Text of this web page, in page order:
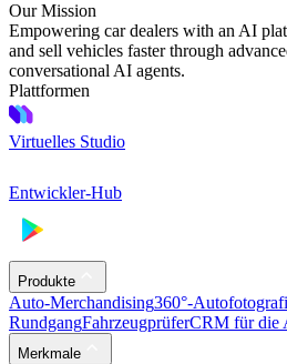
Our Mission
Empowering car dealers with an AI
and sell vehicles faster through
conversational AI agents.
Plattformen
Virtuelles Studio
Entwickler-Hub
Produkte
Auto-Merchandising360°-
RundgangFahrzeugprüferCRM für die
Merkmale